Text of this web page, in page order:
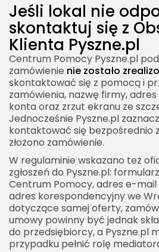
Jeśli lokal nie
skontaktuj się z
Klienta Pyszne.pl
Centrum Pomocy Pyszne.pl
zamówienie nie zostało
skontaktować się z pomocą i
zamówienia, nazwę firmy,
konta oraz zrzut ekranu ze
Jednocześnie Pyszne.pl
kontaktować się bezpośrednio
złożono zamówienie.
W regulaminie wskazano też
zgłoszeń do Pyszne.pl:
Centrum Pomocy, adres e-mail
adres korespondencyjny we
dotyczące samej oferty,
umowy powinny być jednak
do przedsiębiorcy, a Pyszne.pl
przypadku pełnić rolę